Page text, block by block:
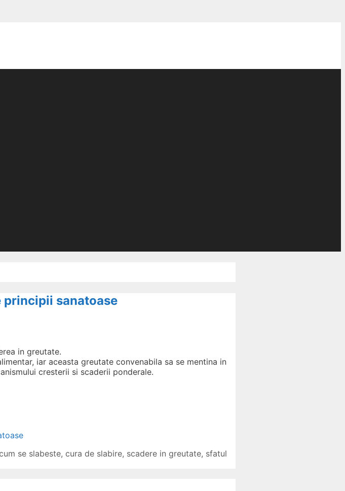
principii sanatoase
in greutate.
iar aceasta greutate convenabila sa se mentina in
cresterii si scaderii ponderale.
se slabeste, cura de slabire, scadere in greutate, sfatul